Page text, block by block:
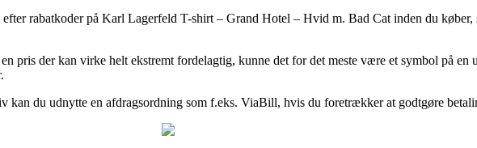
rabatkoder på Karl Lagerfeld T-shirt – Grand Hotel – Hvid m. Bad Cat inden du køber,
pris der kan virke helt ekstremt fordelagtig, kunne det for det meste være et symbol på
kan du udnytte en afdragsordning som f.eks. ViaBill, hvis du foretrækker at godtgøre